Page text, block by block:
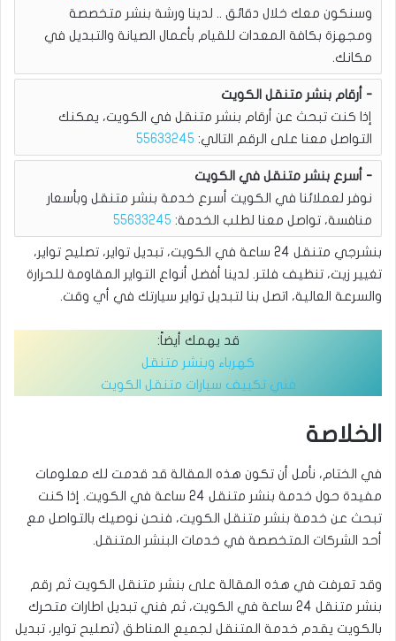
وسنكون معك خلال دقائق .. لدينا ورشة بنشر متخصصة
ومجهزة بكافة المعدات للقيام بأعمال الصيانة والتبديل في
مكانك.
أرقام بنشر متنقل الكويت
إذا كنت تبحث عن أرقام بنشر متنقل في الكويت، يمكنك
التواصل معنا على الرقم التالي: 55633245
أسرع بنشر متنقل في الكويت
نوفر لعملائنا في الكويت أسرع خدمة بنشر متنقل وبأسعار
منافسة، تواصل معنا لطلب الخدمة: 55633245
بنشرجي متنقل 24 ساعة في الكويت، تبديل تواير، تصليح تواير،
تغيير زيت، تنظيف فلتر. لدينا أفضل أنواع التواير المقاومة للحرارة
والسرعة العالية، اتصل بنا لتبديل تواير سيارتك في أي وقت.
قد يهمك أيضاً:
كهرباء وبنشر متنقل
فني تكييف سيارات متنقل الكويت
الخلاصة
في الختام، نأمل أن تكون هذه المقالة قد قدمت لك معلومات
مفيدة حول خدمة بنشر متنقل 24 ساعة في الكويت. إذا كنت
تبحث عن خدمة بنشر متنقل الكويت، فنحن نوصيك بالتواصل مع
أحد الشركات المتخصصة في خدمات البنشر المتنقل.
وقد تعرفت في هذه المقالة على بنشر متنقل الكويت ثم رقم
بنشر متنقل 24 ساعة في الكويت، ثم فني تبديل اطارات متحرك
بالكويت يقدم خدمة المتنقل لجميع المناطق (تصليح تواير، تبديل